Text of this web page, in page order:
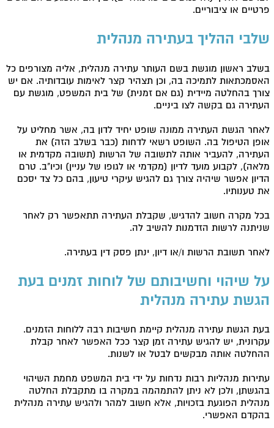
פרטיים או ציבוריים.
שלבי ההליך בעתירה מנהלית
בשלב ראשון מוגשת בשם העותר עתירה מנהלית, אליה מצורפים כל
האסמכתאות לתמיכה בה, וכן תצהיר קצר לאימות עובדותיה. אם יש
צורך בהחלטה מיידית (גם אם זמנית) של בית המשפט, מוגשת עם
העתירה גם בקשה לצו ביניים.
לאחר הגשת העתירה ממונה שופט יחיד לדון בה, אשר מחליט על
אופן הטיפול בה. השופט רשאי לדחות (כבר בשלב הזה) את
העתירה, להעביר אותה לתשובה של הרשות (תשובה מקדמית או
מלאה), לקבוע מועד לדיון (מקדמי או לגופו של עניין) וכיו"ב. טרם
הדיון אפשר שיהיה צורך גם להגיש עיקרי טיעון, בהם כל צד יסכם
את טענותיו.
בכל מקרה חשוב להדגיש, שקבלת העתירה תתאפשר רק לאחר
שניתנה לרשות הזדמנות להשיב לה.
לאחר תשובת הרשות ו/או דיון, ינתן פסק דין בעתירה.
על שיהוי וחשיבותם של לוחות זמנים בעת
הגשת עתירה מנהלית
בעת הגשת עתירה מנהלית קיימת חשיבות רבה ללוחות הזמנים.
עקרונית, יש להגיש עתירה זמן קצר ככל האפשר לאחר קבלת
ההחלטה אותה מבקשים לבטל או לשנות.
עתירות מנהליות רבות נדחות על ידי בית המשפט מחמת השיהוי
בהגשתן, ולכן לא ניתן להתמהמה במקרה בו מתקבלת החלטה
מנהלית הפוגעת בזכויות, אלא חשוב למהר ולהגיש עתירה מנהלית
בהקדם האפשרי.